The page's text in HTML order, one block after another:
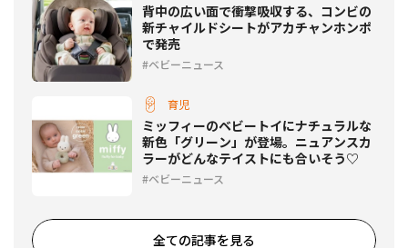
背中の広い面で衝撃吸収する、コンビの
新チャイルドシートがアカチャンホンポ
で発売
ベビーニュース
育児
ミッフィーのベビートイにナチュラルな
新色「グリーン」が登場。ニュアンスカ
ラーがどんなテイストにも合いそう♡
ベビーニュース
全ての記事を見る